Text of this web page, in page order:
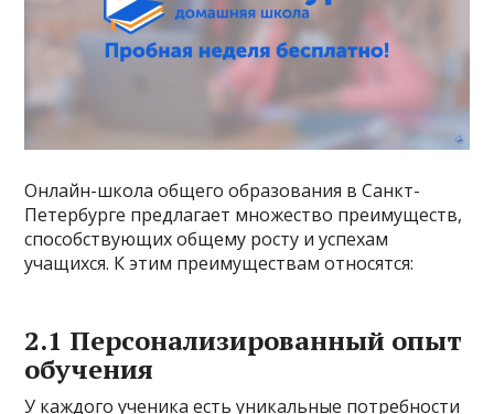
Онлайн-школа общего образования в Санкт-
Петербурге предлагает множество преимуществ,
способствующих общему росту и успехам
учащихся. К этим преимуществам относятся:
2.1 Персонализированный опыт
обучения
У каждого ученика есть уникальные потребности